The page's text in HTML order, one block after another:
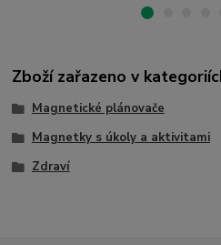
Zboží zařazeno v
Magnetické plánovače
Magnetky s úkoly a aktivitami
Zdraví